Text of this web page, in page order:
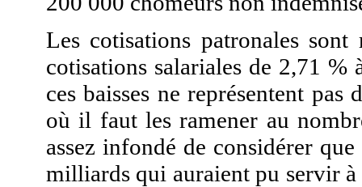
Les cotisations patronales
cotisations salariales de 2,71 %
ces baisses ne représentent pas
où il faut les ramener au
assez infondé de considérer
milliards qui auraient pu servir